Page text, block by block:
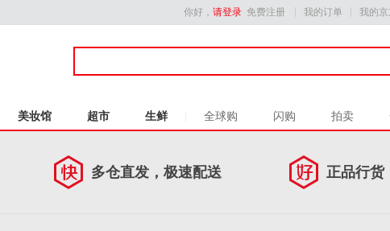
你好， 请登录 免费注册 我的订单 我的
美妆馆 超市 生鲜 全球购 闪购 拍卖
多仓直发，极速配送 正品行货